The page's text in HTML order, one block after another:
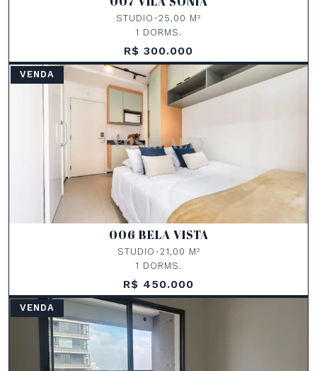
STUDIO • 25,00 M²
1 DORMS.
R$ 300.000
VENDA
006 BELA VISTA
STUDIO • 21,00 M²
1 DORMS.
R$ 450.000
VENDA